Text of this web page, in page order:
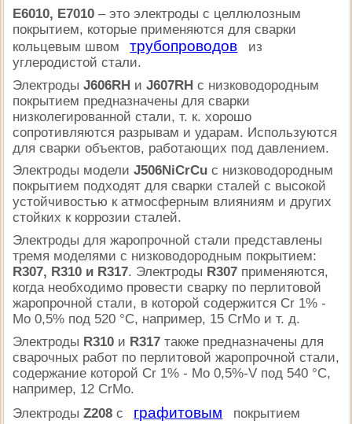
Е6010, Е7010 – это электроды с целлюлозным
покрытием, которые применяются для сварки
кольцевым швом
трубопроводов
из
углеродистой стали.
Электроды J606RH и J607RH с низководородным
покрытием предназначены для сварки
низколегированной стали, т. к. хорошо
сопротивляются разрывам и ударам. Используются
для сварки объектов, работающих под давлением.
Электроды модели J506NiCrCu с низководородным
покрытием подходят для сварки сталей с высокой
устойчивостью к атмосферным влияниям и других
стойких к коррозии сталей.
Электроды для жаропрочной стали представлены
тремя моделями с низководородным покрытием:
R307, R310 и R317. Электроды R307 применяются,
когда необходимо провести сварку по перлитовой
жаропрочной стали, в которой содержится Cr 1% -
Mo 0,5% под 520 °C, например, 15 CrMo и т. д.
Электроды R310 и R317 также предназначены для
сварочных работ по перлитовой жаропрочной стали,
содержание которой Cr 1% - Mo 0,5%-V под 540 °C,
например, 12 CrMo.
Электроды Z208 с графитовым
покрытием